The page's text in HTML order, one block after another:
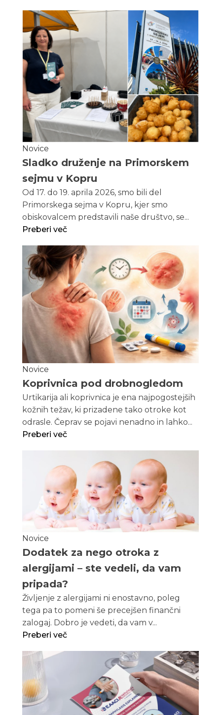
Novice
Sladko druženje na Primorskem
sejmu v Kopru
Od 17. do 19. aprila 2026, smo bili del
Primorskega sejma v Kopru, kjer smo
obiskovalcem predstavili naše društvo, se...
Preberi več
Novice
Koprivnica pod drobnogledom
Urtikarija ali koprivnica je ena najpogostejših
kožnih težav, ki prizadene tako otroke kot
odrasle. Čeprav se pojavi nenadno in lahko...
Preberi več
Novice
Dodatek za nego otroka z
alergijami – ste vedeli, da vam
pripada?
Življenje z alergijami ni enostavno, poleg
tega pa to pomeni še precejšen finančni
zalogaj. Dobro je vedeti, da vam v...
Preberi več